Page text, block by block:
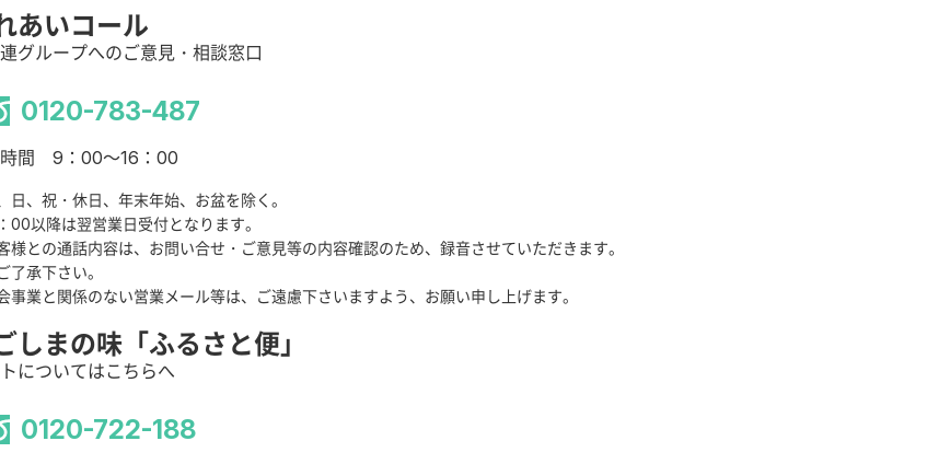
あいコール
グループへのご意見・相談窓口
0120-783-487
間 9：00～16：00
日、祝・休日、年末年始、お盆を除く。
00以降は翌営業日受付となります。
様との通話内容は、お問い合せ・ご意見等の内容確認のため、録音させていただきます。
了承下さい。
事業と関係のない営業メール等は、ご遠慮下さいますよう、お願い申し上げます。
しまの味「ふるさと便」
についてはこちらへ
0120-722-188